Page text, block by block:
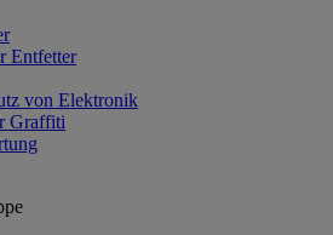
Entfetter
von Elektronik
Graffiti